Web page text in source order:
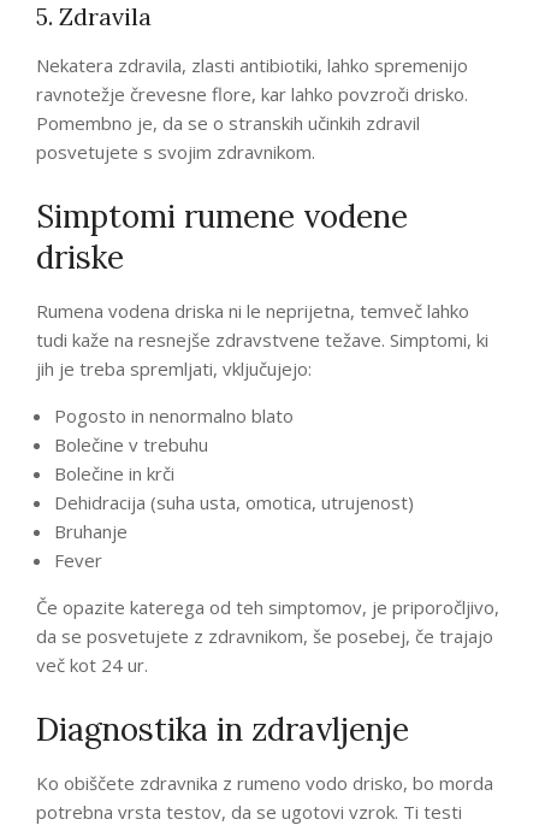
5. Zdravila
Nekatera zdravila, zlasti antibiotiki, lahko spremenijo
ravnotežje črevesne flore, kar lahko povzroči drisko.
Pomembno je, da se o stranskih učinkih zdravil
posvetujete s svojim zdravnikom.
Simptomi rumene vodene
driske
Rumena vodena driska ni le neprijetna, temveč lahko
tudi kaže na resnejše zdravstvene težave. Simptomi, ki
jih je treba spremljati, vključujejo:
Pogosto in nenormalno blato
Bolečine v trebuhu
Bolečine in krči
Dehidracija (suha usta, omotica, utrujenost)
Bruhanje
Fever
Če opazite katerega od teh simptomov, je priporočljivo,
da se posvetujete z zdravnikom, še posebej, če trajajo
več kot 24 ur.
Diagnostika in zdravljenje
Ko obiščete zdravnika z rumeno vodo drisko, bo morda
potrebna vrsta testov, da se ugotovi vzrok. Ti testi